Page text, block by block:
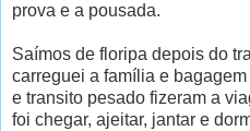
prova e a pousada.
Saímos de floripa depois do
carreguei a família e
e transito pesado fizeram a
foi chegar, ajeitar, jantar e